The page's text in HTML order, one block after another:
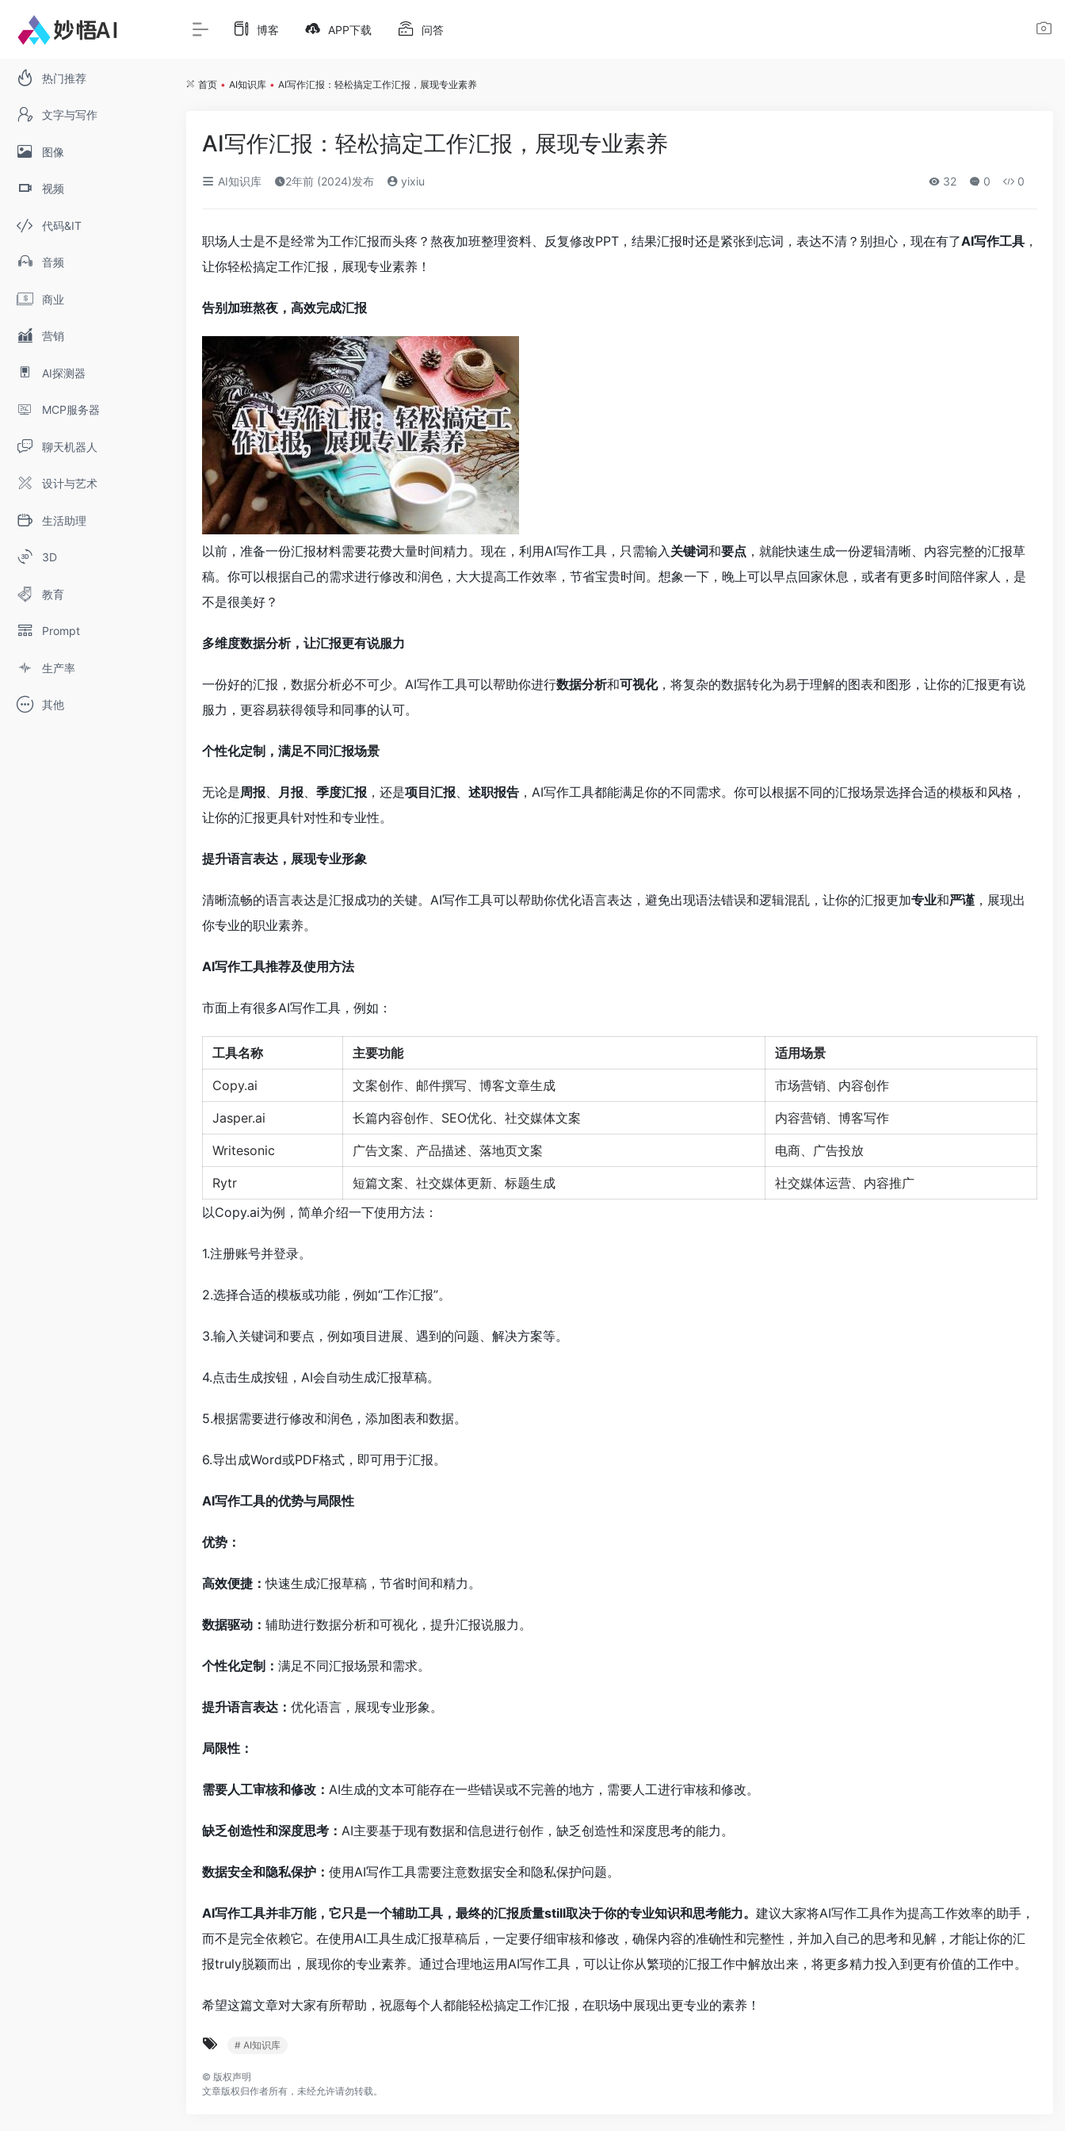
热门推荐
文字与写作
图像
视频
代码&IT
音频
商业
营销
AI探测器
MCP服务器
聊天机器人
设计与艺术
生活助理
3D
教育
Prompt
生产率
其他
博客 APP下载 问答
首页 • AI知识库 • AI写作汇报：轻松搞定工作汇报，展现专业素养
AI写作汇报：轻松搞定工作汇报，展现专业素养
AI知识库 2年前 (2024)发布 yixiu 32 0 0
职场人士是不是经常为工作汇报而头疼？熬夜加班整理资料、反复修改PPT，结果汇报时还是紧张到忘词，表达不清？别担心，现在有了AI写作工具 ，
让你轻松搞定工作汇报，展现专业素养！
告别加班熬夜，高效完成汇报
以前，准备一份汇报材料需要花费大量时间精力。现在，利用AI写作工具，只需输入关键词和要点 ，就能快速生成一份逻辑清晰、内容完整的汇报草
稿。你可以根据自己的需求进行修改和润色，大大提高工作效率，节省宝贵时间。想象一下，晚上可以早点回家休息，或者有更多时间陪伴家人，是
不是很美好？
多维度数据分析，让汇报更有说服力
一份好的汇报，数据分析必不可少。AI写作工具可以帮助你进行数据分析和可视化，将复杂的数据转化为易于理解的图表和图形，让你的汇报更有说
服力，更容易获得领导和同事的认可。
个性化定制，满足不同汇报场景
无论是周报、 月报、 季度汇报 ，还是项目汇报、 述职报告 ，AI写作工具都能满足你的不同需求。你可以根据不同的汇报场景选择合适的模板和风格，
让你的汇报更具针对性和专业性。
提升语言表达，展现专业形象
清晰流畅的语言表达是汇报成功的关键。AI写作工具可以帮助你优化语言表达，避免出现语法错误和逻辑混乱，让你的汇报更加专业和严谨 ，展现出
你专业的职业素养。
AI写作工具推荐及使用方法
市面上有很多AI写作工具，例如：
工具名称 主要功能 适用场景
Copy.ai 文案创作、邮件撰写、博客文章生成 市场营销、内容创作
Jasper.ai 长篇内容创作、SEO优化、社交媒体文案 内容营销、博客写作
Writesonic 广告文案、产品描述、落地页文案 电商、广告投放
Rytr 短篇文案、社交媒体更新、标题生成
社交媒体运营、内容推广
以Copy.ai为例，简单介绍一下使用方法：
1.注册账号并登录。
2.选择合适的模板或功能，例如“工作汇报”。
3.输入关键词和要点，例如项目进展、遇到的问题、解决方案等。
4.点击生成按钮，AI会自动生成汇报草稿。
5.根据需要进行修改和润色，添加图表和数据。
6.导出成Word或PDF格式，即可用于汇报。
AI写作工具的优势与局限性
优势：
高效便捷：快速生成汇报草稿，节省时间和精力。
数据驱动： 辅助进行数据分析和可视化，提升汇报说服力。
个性化定制： 满足不同汇报场景和需求。
提升语言表达： 优化语言，展现专业形象。
局限性：
需要人工审核和修改： AI生成的文本可能存在一些错误或不完善的地方，需要人工进行审核和修改。
缺乏创造性和深度思考： AI主要基于现有数据和信息进行创作，缺乏创造性和深度思考的能力。
数据安全和隐私保护： 使用AI写作工具需要注意数据安全和隐私保护问题。
AI写作工具并非万能，它只是一个辅助工具，最终的汇报质量still取决于你的专业知识和思考能力。 建议大家将AI写作工具作为提高工作效率的助手，
而不是完全依赖它。在使用AI工具生成汇报草稿后，一定要仔细审核和修改，确保内容的准确性和完整性，并加入自己的思考和见解，才能让你的汇
报truly脱颖而出，展现你的专业素养。通过合理地运用AI写作工具，可以让你从繁琐的汇报工作中解放出来，将更多精力投入到更有价值的工作中。
希望这篇文章对大家有所帮助，祝愿每个人都能轻松搞定工作汇报，在职场中展现出更专业的素养！
# AI知识库
© 版权声明
文章版权归作者所有，未经允许请勿转载。